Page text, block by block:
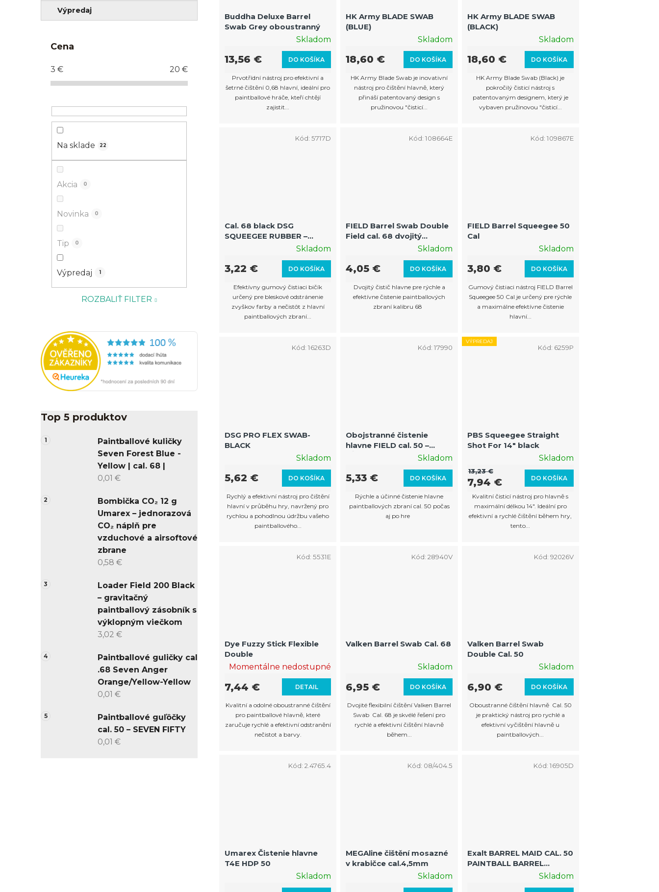
Výpredaj
Cena
3 € 20 €
Na sklade 22
Akcia 0
Novinka 0
Tip 0
Výpredaj 1
ROZBALIŤ FILTER
Top 5 produktov
Paintballové kuličky
Seven Forest Blue -
Yellow | cal. 68 |
0,01 €
Bombička CO₂ 12 g
Umarex – jednorazová
CO₂ náplň pre
vzduchové a airsoftové
zbrane
0,58 €
Loader Field 200 Black
– gravitačný
paintballový zásobník s
výklopným viečkom
3,02 €
Paintballové guličky cal
.68 Seven Anger
Orange/Yellow-Yellow
0,01 €
Paintballové guľôčky
cal. 50 – SEVEN FIFTY
0,01 €
Buddha Deluxe Barrel
Swab Grey oboustranný
Skladom
DO KOŠÍKA
13,56 €
Prvotřídní nástroj pro efektivní a
šetrné čištění 0,68 hlavní, ideální pro
paintballové hráče, kteří chtějí
zajistit...
HK Army BLADE SWAB
(BLUE)
Skladom
DO KOŠÍKA
18,60 €
HK Army Blade Swab je inovativní
nástroj pro čištění hlavně, který
přináší patentovaný design s
pružinovou "čisticí...
HK Army BLADE SWAB
(BLACK)
Skladom
DO KOŠÍKA
18,60 €
HK Army Blade Swab (Black) je
pokročilý čisticí nástroj s
patentovaným designem, který je
vybaven pružinovou "čisticí...
Cal. 68 black DSG
SQUEEGEE RUBBER –
Gumové čistenie hlavne
Skladom
DO KOŠÍKA
3,22 €
Efektívny gumový čistiaci bičík
určený pre bleskové odstránenie
zvyškov farby a nečistôt z hlavní
paintballových zbraní...
Kód:5717D
FIELD Barrel Swab Double
Field cal. 68 dvojitý
flexibilný čistič hlavne pre
Skladom
DO KOŠÍKA
4,05 €
Dvojitý čistič hlavne pre rýchle a
efektívne čistenie paintballových
zbraní kalibru 68
Kód: 108664E
FIELD Barrel Squeegee 50
Cal
Skladom
DO KOŠÍKA
3,80 €
Gumový čistiaci nástroj FIELD Barrel
Squeegee 50 Cal je určený pre rýchle
a maximálne efektívne čistenie
hlavní...
Kód:109867E
DSG PRO FLEX SWAB-
BLACK
Skladom
DO KOŠÍKA
5,62 €
Rychlý a efektivní nástroj pro čištění
hlavní v průběhu hry, navržený pro
rychlou a pohodlnou údržbu vašeho
paintballového...
Kód:16263D
Obojstranné čistenie
hlavne FIELD cal. 50 –
Skladom
DO KOŠÍKA
5,33 €
Rýchle a účinné čistenie hlavne
paintballových zbraní cal. 50 počas
aj po hre
Kód: 17990
VÝPREDAJ
PBS Squeegee Straight
Shot For 14" black
Skladom
DO KOŠÍKA
7,94 €
13,23 €
Kvalitní čisticí nástroj pro hlavně s
maximální délkou 14". Ideální pro
efektivní a rychlé čištění během hry,
tento...
Kód: 6259P
Dye Fuzzy Stick Flexible
Double
Momentálne nedostupné
DETAIL
7,44 €
Kvalitní a odolné oboustranné čištění
pro paintballové hlavně, které
zaručuje rychlé a efektivní odstranění
nečistot a barvy.
Kód:5531E
Valken Barrel Swab Cal. 68
Skladom
DO KOŠÍKA
6,95 €
Dvojité flexibilní čištění Valken Barrel
Swab Cal. 68 je skvélé řešení pro
rychlé a efektivní čištění hlavně
během...
Kód: 28940V
Valken Barrel Swab
Double Cal. 50
Skladom
DO KOŠÍKA
6,90 €
Oboustranné čištění hlavně Cal. 50
je praktický nástroj pro rychlé a
efektivní vyčištění hlavně u
paintballových...
Kód:92026V
Umarex Čistenie hlavne
T4E HDP 50
Skladom
Kód:2.4765.4
MEGAline čištění mosazné
v krabičce cal.4,5mm
Skladom
Kód: 08/404.5
Exalt BARREL MAID CAL. 50
PAINTBALL BARREL
Skladom
Kód:16905D